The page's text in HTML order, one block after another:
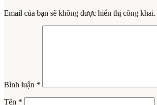
Email của bạn sẽ không được hiển thị công khai.
Bình luận *
Tên *